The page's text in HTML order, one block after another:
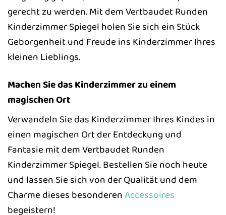
gerecht zu werden. Mit dem Vertbaudet Runden
Kinderzimmer Spiegel holen Sie sich ein Stück
Geborgenheit und Freude ins Kinderzimmer Ihres
kleinen Lieblings.
Machen Sie das Kinderzimmer zu einem
magischen Ort
Verwandeln Sie das Kinderzimmer Ihres Kindes in
einen magischen Ort der Entdeckung und
Fantasie mit dem Vertbaudet Runden
Kinderzimmer Spiegel. Bestellen Sie noch heute
und lassen Sie sich von der Qualität und dem
Charme dieses besonderenAccessoires
begeistern!